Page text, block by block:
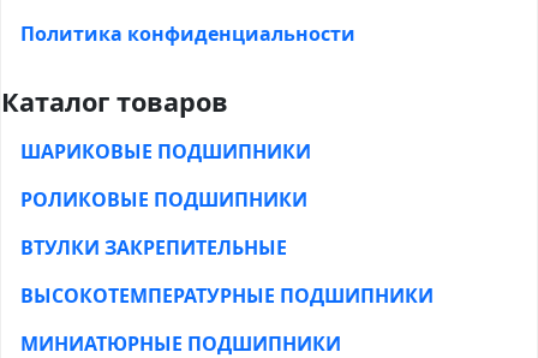
Политика конфиденциальности
Каталог товаров
ШАРИКОВЫЕ ПОДШИПНИКИ
РОЛИКОВЫЕ ПОДШИПНИКИ
ВТУЛКИ ЗАКРЕПИТЕЛЬНЫЕ
ВЫСОКОТЕМПЕРАТУРНЫЕ ПОДШИПНИКИ
МИНИАТЮРНЫЕ ПОДШИПНИКИ